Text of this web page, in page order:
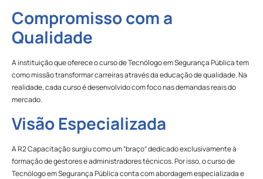
Compromisso com a
Qualidade
A instituição que oferece o curso de Tecnólogo em Segurança Pública tem
como missão transformar carreiras através da educação de qualidade. Na
realidade, cada curso é desenvolvido com foco nas demandas reais do
mercado.
Visão Especializada
A R2 Capacitação surgiu como um “braço” dedicado exclusivamente à
formação de gestores e administradores técnicos. Por isso, o curso de
Tecnólogo em Segurança Pública conta com abordagem especializada e